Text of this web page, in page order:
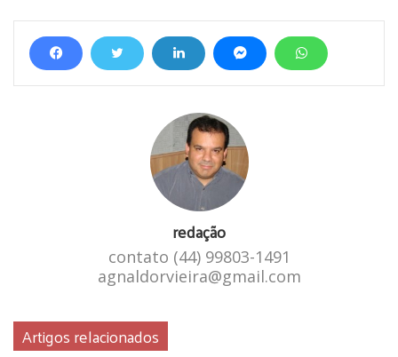
pagar multa civil, ter seus direitos políticos suspensos por
período de oito a dez anos e ser proibido de contratar com
A Justiça concedeu o perdão judicial (previsto no artigo 13
da Lei 9.807/99) aos denunciantes, que pagaram os valores
ilícitos, mas, espontaneamente, contribuíram para
desvendar o esquema criminoso operado pelo servidor.
arapongas denúncia
ministério público
servidor público
redação
contato (44) 99803-1491
agnaldorvieira@gmail.com
Artigos relacionados